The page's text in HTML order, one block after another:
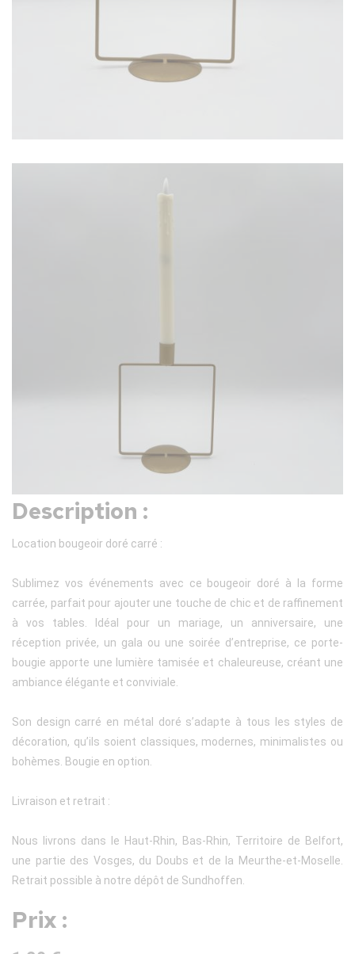
Description :
Location bougeoir doré carré :
Sublimez vos événements avec ce bougeoir doré à la forme
carrée, parfait pour ajouter une touche de chic et de raffinement
à vos tables. Idéal pour un mariage, un anniversaire, une
réception privée, un gala ou une soirée d’entreprise, ce porte-
bougie apporte une lumière tamisée et chaleureuse, créant une
ambiance élégante et conviviale.
Son design carré en métal doré s’adapte à tous les styles de
décoration, qu’ils soient classiques, modernes, minimalistes ou
bohèmes. Bougie en option.
Livraison et retrait :
Nous livrons dans le Haut-Rhin, Bas-Rhin, Territoire de Belfort,
une partie des Vosges, du Doubs et de la Meurthe-et-Moselle.
Retrait possible à notre dépôt de Sundhoffen.
Prix :